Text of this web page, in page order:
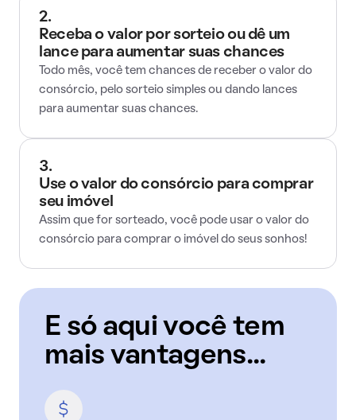
2.
Receba o valor por sorteio ou dê um
lance para aumentar suas chances
Todo mês, você tem chances de receber o valor do
consórcio, pelo sorteio simples ou dando lances
para aumentar suas chances.
3.
Use o valor do consórcio para comprar
seu imóvel
Assim que for sorteado, você pode usar o valor do
consórcio para comprar o imóvel do seus sonhos!
E só aqui você tem
mais vantagens...